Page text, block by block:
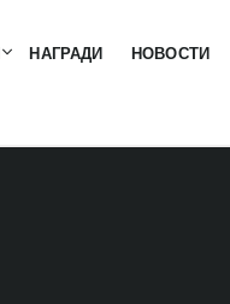
НАГРАДИ
НОВОСТИ